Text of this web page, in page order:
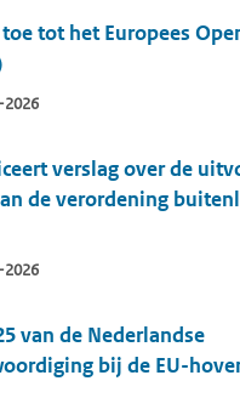
tot het Europees
2026
verslag over de
de verordening
2026
van de Nederlandse
bij de EU-